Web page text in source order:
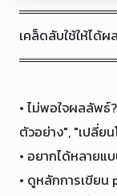
เคล็ดลับใช้ให้ได้ผล
• ไม่พอใจผลลัพธ์
ตัวอย่าง", "เปลี่ย
• อยากได้หลายแ
• ดูหลักการเขียน